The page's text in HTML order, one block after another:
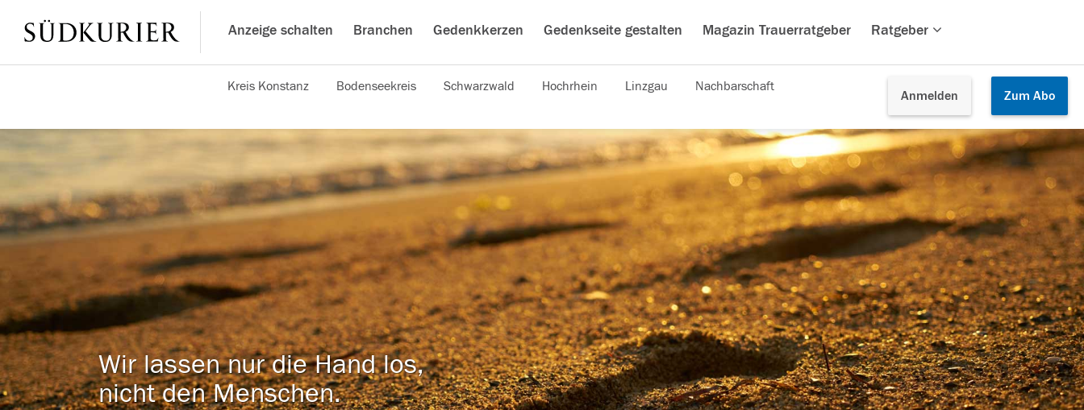
Anzeige schalten Branchen Gedenkkerzen Gedenkseite gestalten Magazin Trauerratgeber Ratgeber
Anmelden Zum Abo
Kreis Konstanz Bodenseekreis Schwarzwald Hochrhein Linzgau Nachbarschaft
Wir lassen nur die Hand los,
nicht den Menschen.